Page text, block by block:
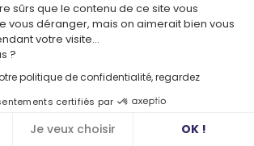
sûrs que le contenu de ce site vous
vous déranger, mais on aimerait bien vous
votre visite...
?
politique de confidentialité, regardez
certifiés par
Je veux choisir OK !